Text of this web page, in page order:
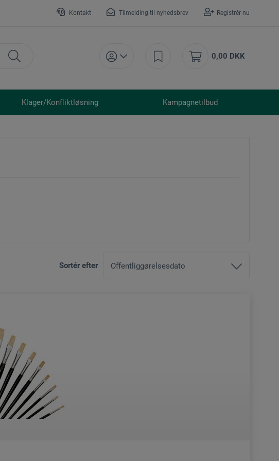
Kontakt Tilmelding til nyhedsbrev Registrér nu
0,00 DKK
Klager/Konfliktløsning Kampagnetilbud
Sortér efter